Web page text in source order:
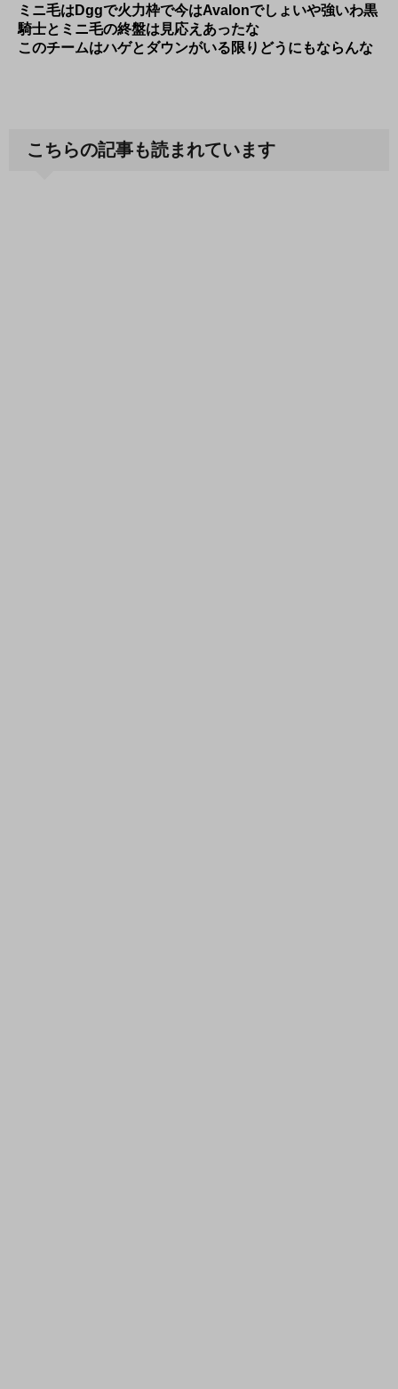
ミニ毛はDggで火力枠で今はAvalonでしょいや強いわ黒
騎士とミニ毛の終盤は見応えあったな
このチームはハゲとダウンがいる限りどうにもならんな
こちらの記事も読まれています